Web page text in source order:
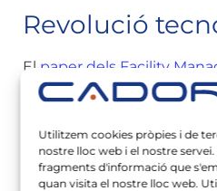
Utilitzem cookies pròpies i de
nostre lloc web i el nostre
fragments d'informació que
quan visita el nostre lloc web.
Revolució
El paper dels Facility
exemple, a l’hora de
dels edificis que s’ha
Covid-19. Les empreses
d’assegurar que l’aire